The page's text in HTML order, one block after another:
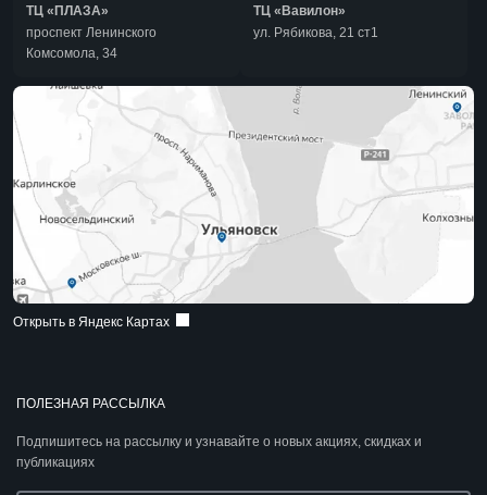
ПОЛЕЗНАЯ РАССЫЛКА
Подпишитесь на рассылку и узнавайте о новых акциях, скидках и
публикациях
ТЦ «ПЛАЗА»
проспект Ленинского
Комсомола, 34
ТЦ «Вавилон»
ул. Рябикова, 21 ст1
Открыть в Яндекс Картах